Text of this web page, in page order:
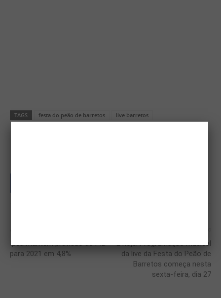
TAGS festa do peão de barretos
live barretos
Ipea mantém previsão do PIB
para 2021 em 4,8%
É hoje: Programação musical
da live da Festa do Peão de
Barretos começa nesta
sexta-feira, dia 27